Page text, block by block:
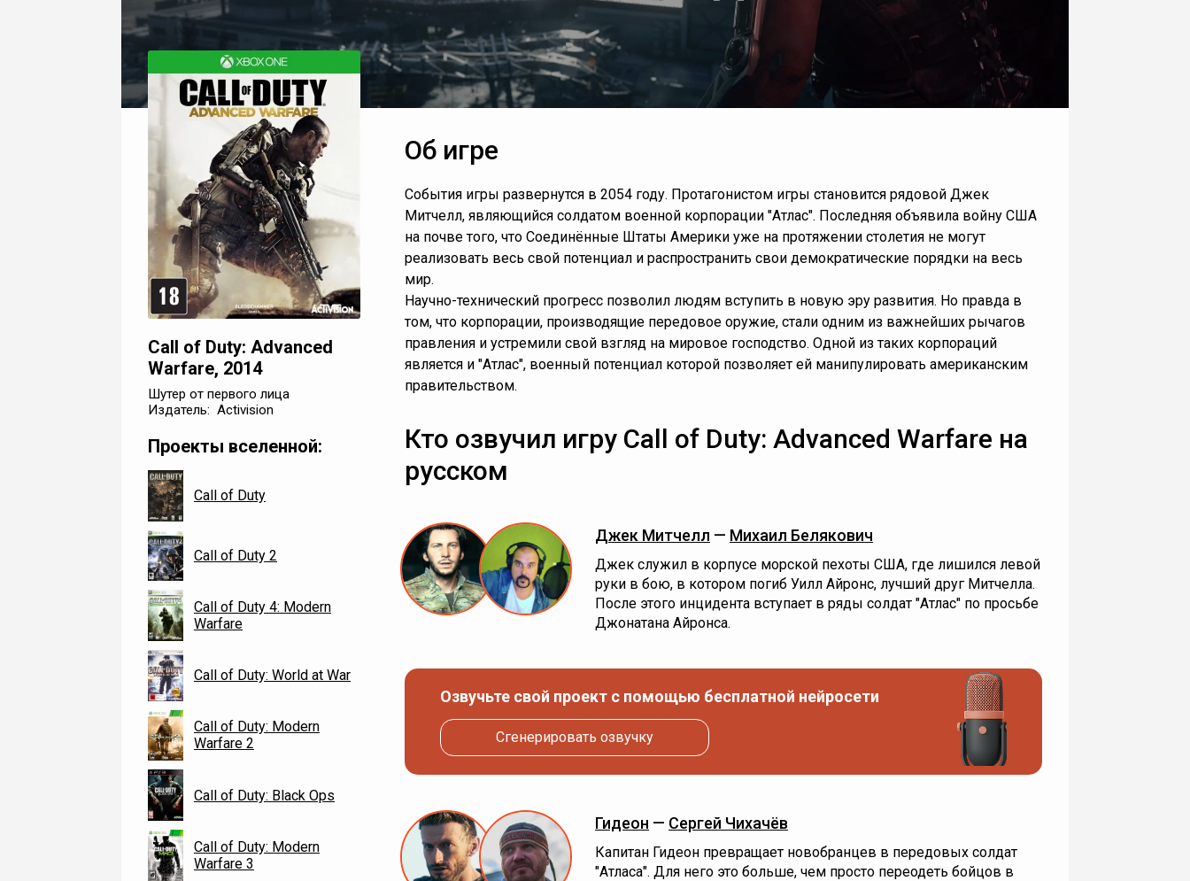
Call of Duty: Advanced
Warfare, 2014
Шутер от первого лица
Издатель: Activision
Проекты вселенной:
Call of Duty
Call of Duty 2
Call of Duty 4: Modern
Warfare
Call of Duty: World at War
Call of Duty: Modern
Warfare 2
Call of Duty: Black Ops
Call of Duty: Modern
Warfare 3
Об игре
События игры развернутся в 2054 году. Протагонистом игры становится рядовой Джек
Митчелл, являющийся солдатом военной корпорации "Атлас". Последняя объявила войну США
на почве того, что Соединённые Штаты Америки уже на протяжении столетия не могут
реализовать весь свой потенциал и распространить свои демократические порядки на весь
мир.
Научно-технический прогресс позволил людям вступить в новую эру развития. Но правда в
том, что корпорации, производящие передовое оружие, стали одним из важнейших рычагов
правления и устремили свой взгляд на мировое господство. Одной из таких корпораций
является и "Атлас", военный потенциал которой позволяет ей манипулировать американским
правительством.
Кто озвучил игру Call of Duty: Advanced Warfare на
русском
Джек Митчелл — Михаил Белякович
Джек служил в корпусе морской пехоты США, где лишился левой
руки в бою, в котором погиб Уилл Айронс, лучший друг Митчелла.
После этого инцидента вступает в ряды солдат "Атлас" по просьбе
Джонатана Айронса.
Озвучьте свой проект с помощью бесплатной нейросети
Сгенерировать озвучку
Гидеон — Сергей Чихачёв
Капитан Гидеон превращает новобранцев в передовых солдат
"Атласа". Для него это больше, чем просто переодеть бойцов в